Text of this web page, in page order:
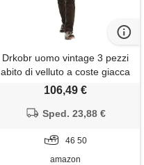
Drkobr uomo vintage 3 pezzi
abito di velluto a coste giacca
invernale gilet singolo
106,49 €
Sped. 23,88 €
46 50
amazon